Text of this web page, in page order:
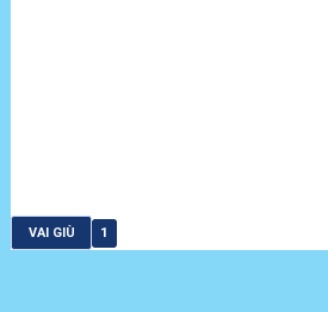
VAI GIÙ 1